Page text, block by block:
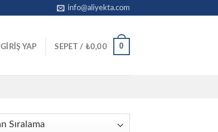
info@aliyekta.com
GIRIŞ YAP SEPET / ₺0,00 0